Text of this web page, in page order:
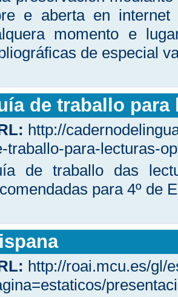
e aberta en internet
momento e
de especial
de traballo para
http://
traballo-para-lecturas-
de traballo das
para 4º de
http://roai.mcu.es/gl/